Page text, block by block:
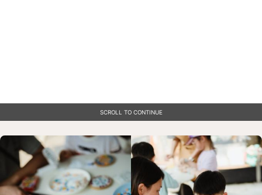
SCROLL TO CONTINUE